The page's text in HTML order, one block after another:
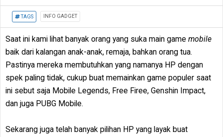
TAGS INFO GADGET
Saat ini kami lihat banyak orang yang suka main game mobile
baik dari kalangan anak-anak, remaja, bahkan orang tua.
Pastinya mereka membutuhkan yang namanya HP dengan
spek paling tidak, cukup buat memainkan game populer saat
ini sebut saja Mobile Legends, Free Firee, Genshin Impact,
dan juga PUBG Mobile.
Sekarang juga telah banyak pilihan HP yang layak buat